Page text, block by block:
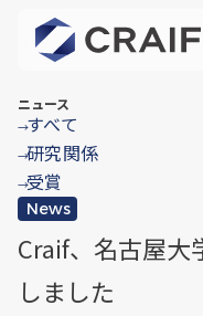
ニュース
→すべて
→研究関係
→受賞
News
Craif、名古屋大
しました